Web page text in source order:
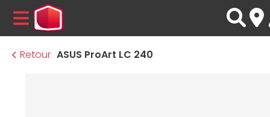
MENU
Retour ASUS ProArt LC 240